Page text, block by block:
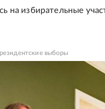
на избирательные
выборы